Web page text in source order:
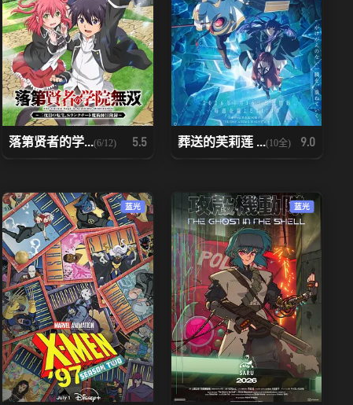
落第贤者的学...(6/12) 5.5 葬送的芙莉莲 ...(10全) 9.0
蓝光 蓝光